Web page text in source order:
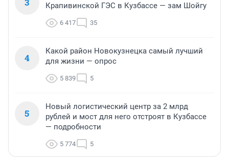
Крапивинской ГЭС в Кузбассе — зам Шойгу
6 417 35
4
Какой район Новокузнецка самый лучший
для жизни — опрос
5 839 5
5
Новый логистический центр за 2 млрд
рублей и мост для него отстроят в Кузбассе
— подробности
5 774 5